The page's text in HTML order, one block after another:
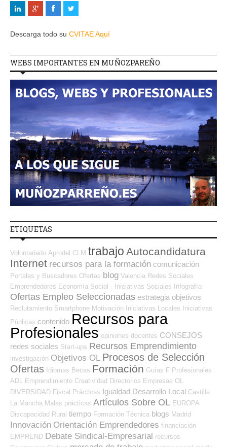
Descarga todo su CVITAE Aquí
WEBS IMPORTANTES EN MUÑOZPAREÑO
ETIQUETAS
Voluntariado Aprodel CLM trabajo Autocandidatura
Internet recursos para la formación comunicación
Portales y Buscadores Ofertas blog Valencia Redes Sociales
Emprendedores Economía Social - Iniciativas Sociales Infografía
Ofertas Empleo Seleccionadas estrategia objetivos
Reclutamiento Smartphone Motivación Iniciativas Locales Iniciativas
Públicas contenido Recursos para
Profesionales opiniones docentes CONSEJOS
redes sociales Start-ups Recursos Emprendimiento
investigación Objetivos OL Procesos de Selección
Ofertas Idiomas Becas Formación Guías F Profesionales
ADL
Emprendimiento Creatividad Directorios Empresas OL
DIVERSIDAD Fiscal Prácticas Igualdad Desarrollo Local Castilla
La Mancha Malas prácticas Artículos Sobre OL EUROPA
Discapacidad Rural tiempo Formación Técnica blogs Madrid
Innovación Orientación Emprendedores financiación
EMPREND Debate Sindical-Empresarial recursos